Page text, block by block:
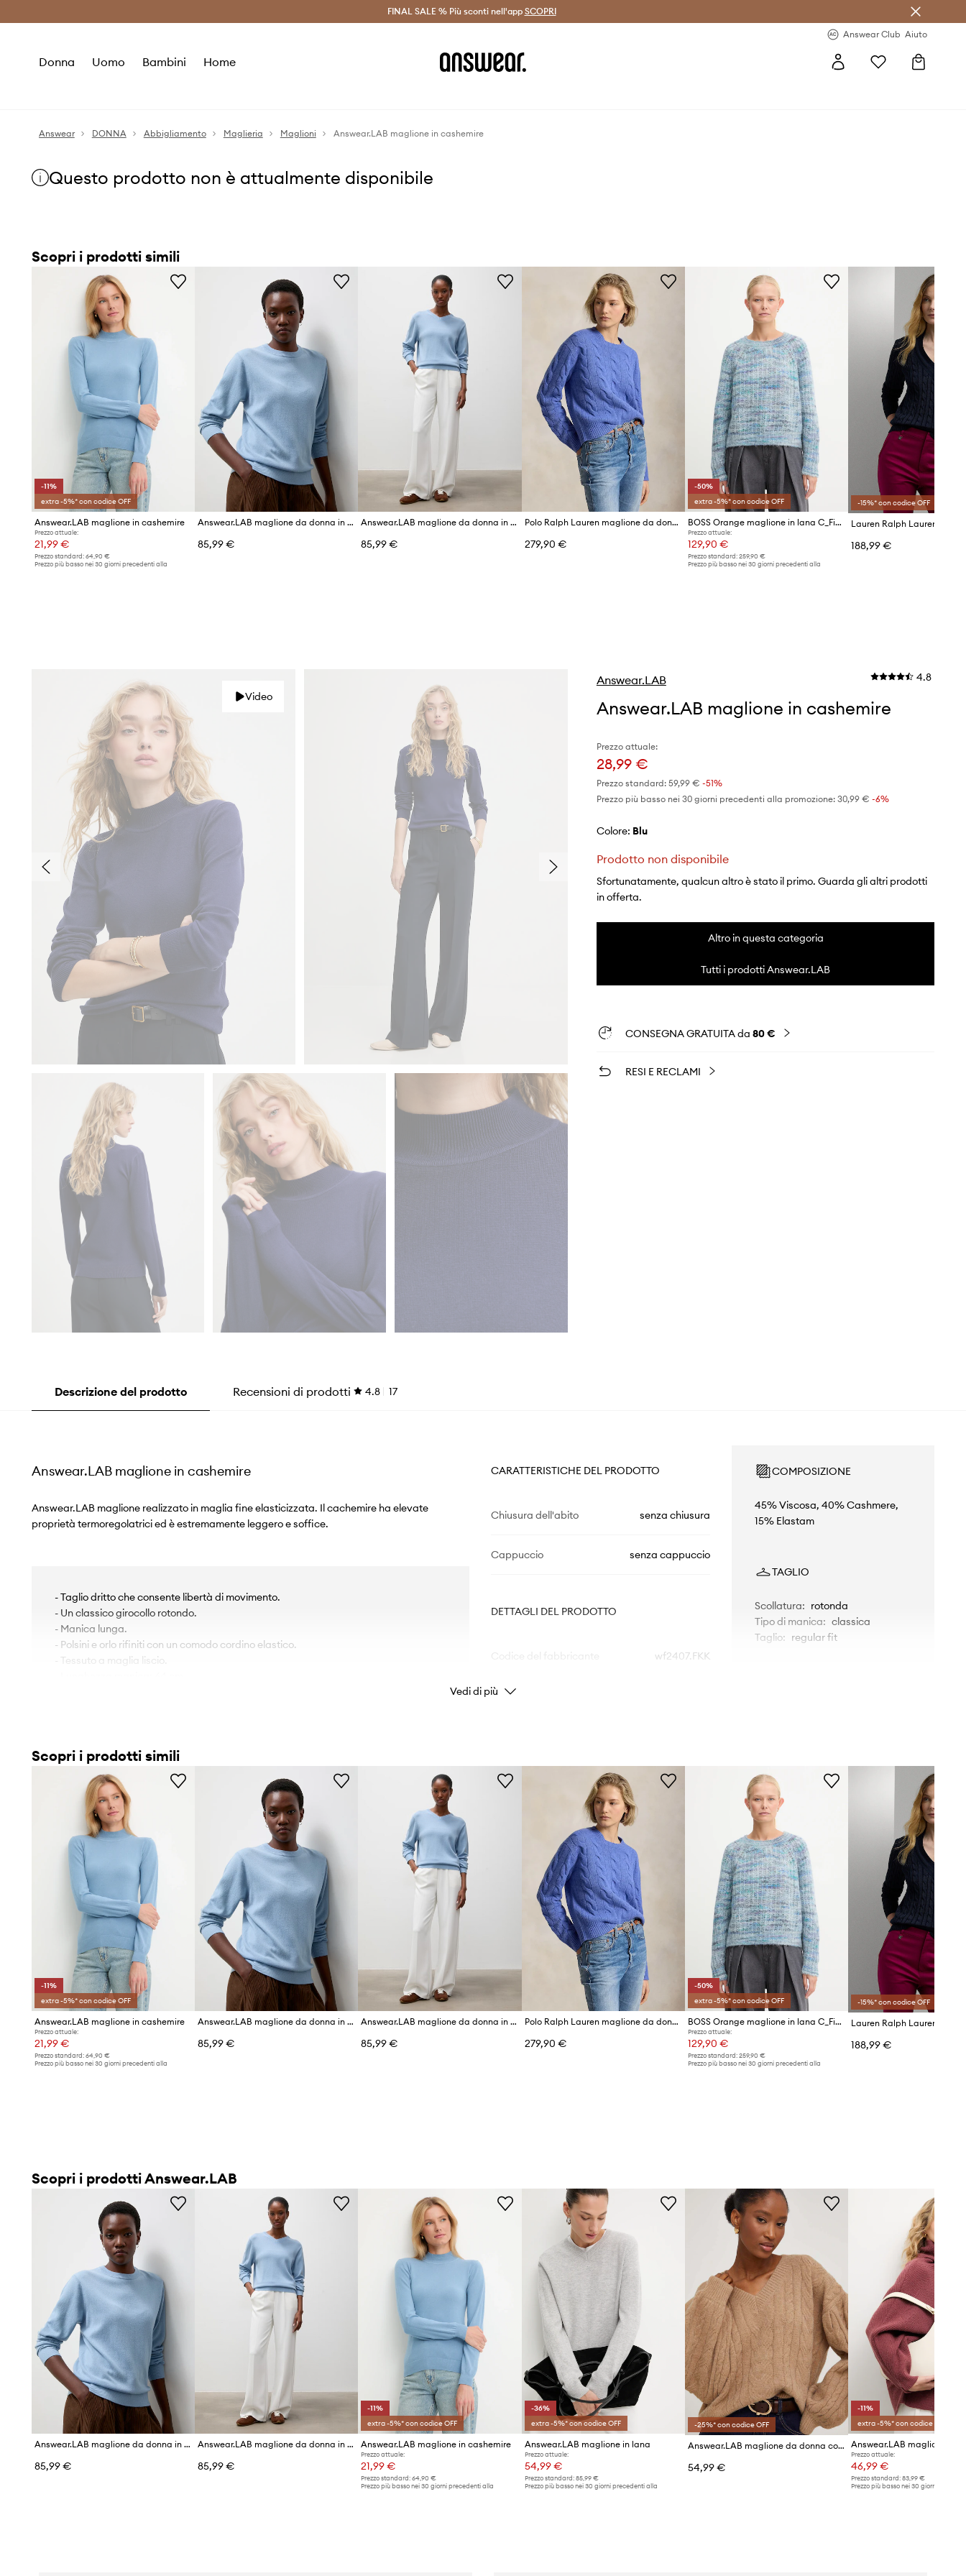
Risparmia con Answear Club > Spedizione entro 24 ore >
FINAL SALE % Più sconti nell'app SCOPRI
Answear Club Aiuto
Donna Uomo Bambini Home
Answear DONNA Abbigliamento Maglieria Maglioni Answear.LAB maglione in cashemire
Questo prodotto non è attualmente disponibile
Scopri i prodotti simili
-11%
extra -5%* con codice OFF
Answear.LAB maglione in cashemire
Prezzo attuale:
21,99 €
Prezzo standard: 64,90 €
Prezzo più basso nei 30 giorni precedenti alla
Answear.LAB maglione da donna in lana merino
85,99 €
Answear.LAB maglione da donna in lana merino
85,99 €
Polo Ralph Lauren maglione da donna in lana
279,90 €
-50%
extra -5%* con codice OFF
BOSS Orange maglione in lana C_Fiambella
Prezzo attuale:
129,90 €
Prezzo standard:259,90 €
Prezzo più basso nei 30 giorni precedenti alla
-15%* con codice OFF
188,99 €
Video
Answear.LAB 4.8
Answear.LAB maglione in cashemire
Prezzo attuale:
28,99 €
Prezzo standard: 59,99 € -51%
Prezzo più basso nei 30 giorni precedenti alla promozione: 30,99 € -6%
Colore: blu
Prodotto non disponibile
Sfortunatamente, qualcun altro è stato il primo. Guarda gli altri prodotti
in offerta.
Altro in questa categoria
Tutti i prodotti Answear.LAB
CONSEGNA GRATUITA da 80 €
RESI E RECLAMI
Descrizione del prodotto Recensioni di prodotti 4.8 17
Answear.LAB maglione in cashemire
Answear.LAB maglione realizzato in maglia fine elasticizzata. Il cachemire ha elevate
proprietà termoregolatrici ed è estremamente leggero e soffice.
- Taglio dritto che consente libertà di movimento.
- Un classico girocollo rotondo.
- Manica lunga.
- Polsini e orlo rifiniti con un comodo cordino elastico.
- Tessuto a maglia liscio.
CARATTERISTICHE DEL PRODOTTO
Chiusura dell'abito senza chiusura
Cappuccio senza cappuccio
DETTAGLI DEL PRODOTTO
wf2407.FKK
Colore
Produttore
COMPOSIZIONE
45% Viscosa, 40% Cashmere,
15% Elastam
TAGLIO
Scollatura: rotonda
Tipo di manica: classica
Taglio: regular fit
Vedi di più
Scopri i prodotti simili
-11%
extra -5%* con codice OFF
Answear.LAB maglione in cashemire
Prezzo attuale:
21,99 €
Prezzo standard: 64,90 €
Prezzo più basso nei 30 giorni precedenti alla
Answear.LAB maglione da donna in lana merino
85,99 €
Answear.LAB maglione da donna in lana merino
85,99 €
Polo Ralph Lauren maglione da donna in lana
279,90 €
-50%
extra -5%* con codice OFF
BOSS Orange maglione in lana C_Fiambella
Prezzo attuale:
129,90 €
Prezzo standard:259,90 €
Prezzo più basso nei 30 giorni precedenti alla
-15%* con codice OFF
188,99 €
Scopri i prodotti Answear.LAB
Answear.LAB maglione da donna in lana merino
85,99 €
Answear.LAB maglione da donna in lana merino
85,99 €
-11%
extra -5%* con codice OFF
Answear.LAB maglione in cashemire
Prezzo attuale:
21,99 €
Prezzo standard: 64,90 €
Prezzo più basso nei 30 giorni precedenti alla
-36%
extra -5%* con codice OFF
Answear.LAB maglione in lana
Prezzo attuale:
54,99 €
Prezzo standard: 85,99 €
Prezzo più basso nei 30 giorni precedenti alla
-25%* con codice OFF
Answear.LAB maglione da donna con lana
54,99 €
-11%
extra -5%* con codice OFF
Answear.LAB maglione in
Prezzo attuale:
46,99 €
Prezzo standard: 83,99 €
Prezzo più basso nei 30 giorni